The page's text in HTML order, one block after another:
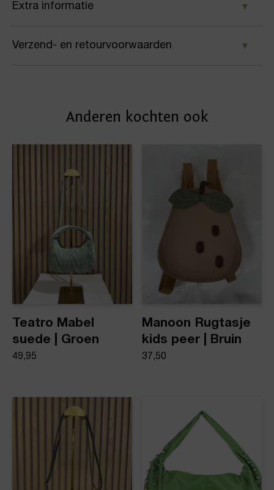
Extra informatie
Kleur
Product stijl
Verzend- en retourvoorwaarden
afleveradres. Voor geplaatste bestellingen geldt bij
Anderen kochten ook
Teatro Mabel
suede | Groen
49,95
Manoon Rugtasje
kids peer | Bruin
37,50